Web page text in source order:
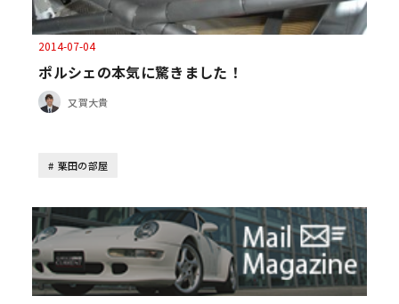
2014-07-04
ポルシェの本気に驚きました！
又賀大貴
栗田の部屋